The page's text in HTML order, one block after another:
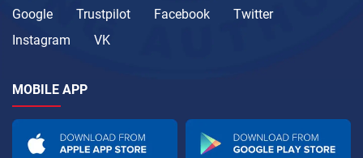
Google Trustpilot Facebook
Twitter
Instagram
VK
MOBILE APP